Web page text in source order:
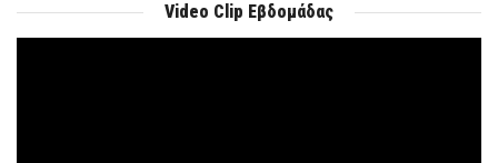
Video Clip Εβδομάδας